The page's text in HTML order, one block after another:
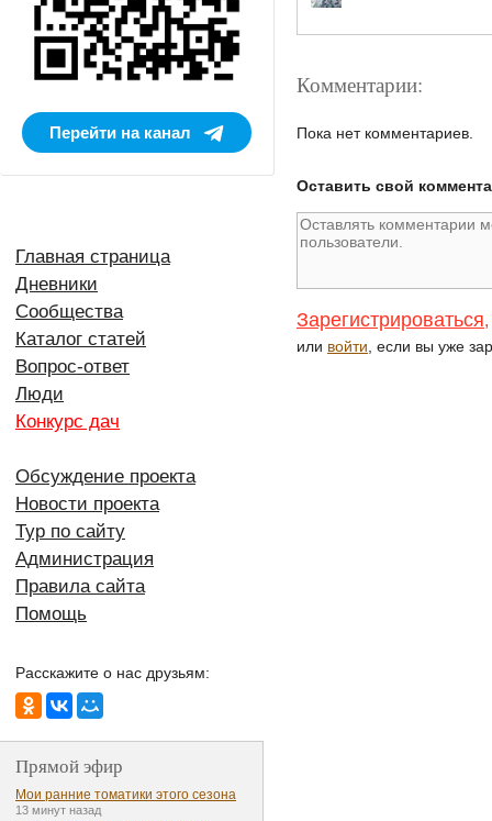
Комментарии:
Пока нет комментариев.
Оставить свой
Зарегистрироваться,
или войти , если вы уже
Перейти на канал
Главная страница
Дневники
Сообщества
Каталог статей
Вопрос-ответ
Люди
Конкурс дач
Обсуждение проекта
Новости проекта
Тур по сайту
Администрация
Правила сайта
Помощь
Расскажите о нас друзьям:
Прямой эфир
Мои ранние томатики этого сезона
13 минут назад